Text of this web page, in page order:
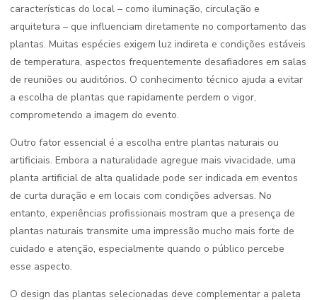
características do local – como iluminação, circulação e
arquitetura – que influenciam diretamente no comportamento das
plantas. Muitas espécies exigem luz indireta e condições estáveis
de temperatura, aspectos frequentemente desafiadores em salas
de reuniões ou auditórios. O conhecimento técnico ajuda a evitar
a escolha de plantas que rapidamente perdem o vigor,
comprometendo a imagem do evento.
Outro fator essencial é a escolha entre plantas naturais ou
artificiais. Embora a naturalidade agregue mais vivacidade, uma
planta artificial de alta qualidade pode ser indicada em eventos
de curta duração e em locais com condições adversas. No
entanto, experiências profissionais mostram que a presença de
plantas naturais transmite uma impressão mucho mais forte de
cuidado e atenção, especialmente quando o público percebe
esse aspecto.
O design das plantas selecionadas deve complementar a paleta